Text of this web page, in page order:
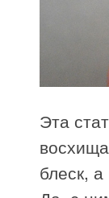
Эта
блеск,